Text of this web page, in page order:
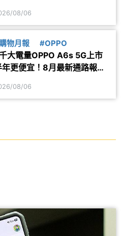
08/06
物月報 #OPPO
大電量OPPO A6s 5G上市
年更便宜！8月最新通路報價
08/06